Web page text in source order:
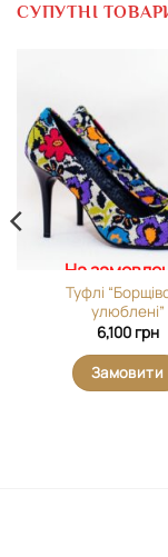
СУПУТНІ
На
Туфлі
улюблені”
6,100 грн
Замовити